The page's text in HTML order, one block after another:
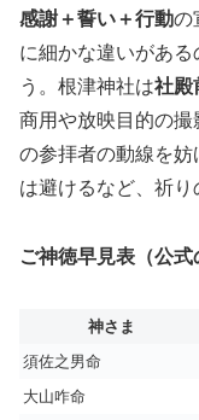
感謝＋誓い＋行動の
に細かな違いがあ
う。根津神社は社殿
商用や放映目的の撮
の参拝者の動線を
は避けるなど、祈り
ご神徳早見表（公式
神さま
須佐之男命
大山咋命